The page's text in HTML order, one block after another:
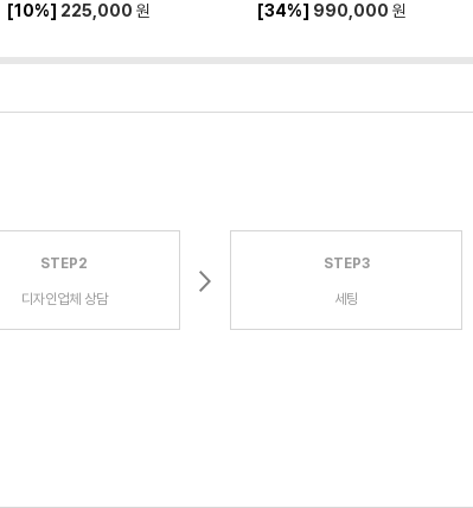
[10%] 225,000 원
[34%] 990,000 원
STEP2
디자인업체 상담
STEP3
세팅